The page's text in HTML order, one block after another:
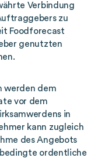
Verbindung
zu
Foodforecast
genutzten
werden dem
vor dem
in
kann zugleich
des Angebots
ordentliche